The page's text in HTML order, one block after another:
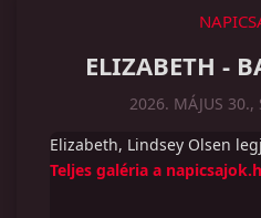
ELIZABETH -
2026. MÁJUS 30.,
Elizabeth, Lindsey Olsen
Teljes galéria a